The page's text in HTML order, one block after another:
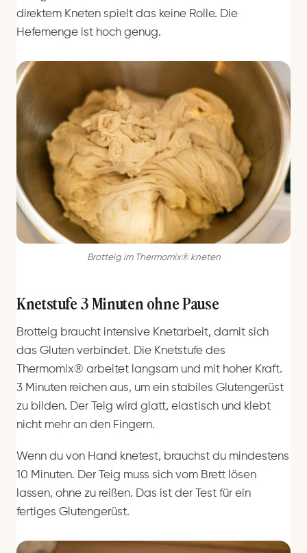
direktem Kneten spielt das keine Rolle. Die
Hefemenge ist hoch genug.
Brotteig im Thermomix® kneten
Knetstufe 3 Minuten ohne Pause
Brotteig braucht intensive Knetarbeit, damit sich
das Gluten verbindet. Die Knetstufe des
Thermomix® arbeitet langsam und mit hoher Kraft.
3 Minuten reichen aus, um ein stabiles Glutengerüst
zu bilden. Der Teig wird glatt, elastisch und klebt
nicht mehr an den Fingern.
Wenn du von Hand knetest, brauchst du mindestens
10 Minuten. Der Teig muss sich vom Brett lösen
lassen, ohne zu reißen. Das ist der Test für ein
fertiges Glutengerüst.